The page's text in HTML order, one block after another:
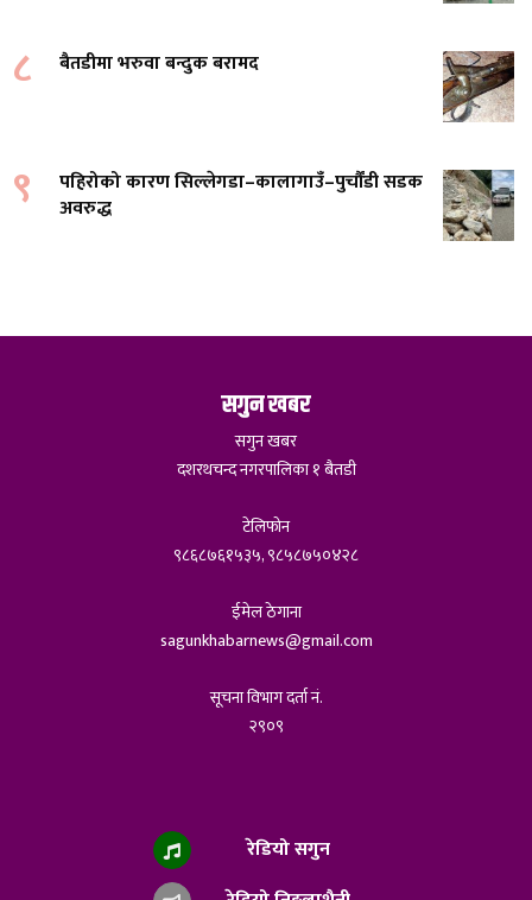
८ बैतडीमा भरुवा बन्दुक बरामद
९
पहिरोको कारण सिल्लेगडा–कालागाउँ–पुर्चौंडी सडक
अवरुद्ध
सगुन खबर
सगुन खबर
दशरथचन्द नगरपालिका १ बैतडी
टेलिफोन
९८६८७६१५३५, ९८५८७५०४२८
ईमेल ठेगाना
sagunkhabarnews@gmail.com
सूचना विभाग दर्ता नं.
२९०९
रेडियो सगुन